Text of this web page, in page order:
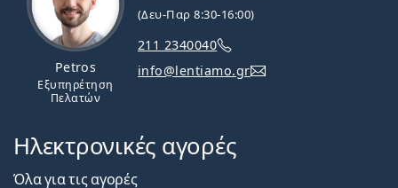
Petros
Εξυπηρέτηση
Πελατών
(Δευ-Παρ 8:30-16:00)
211 2340040
info@lentiamo.gr
Ηλεκτρονικές αγορές
Όλα για τις αγορές